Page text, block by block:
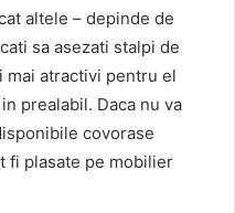
altele – depinde de
sa asezati stalpi de
atractivi pentru el
prealabil. Daca nu va
covorase
fi plasate pe mobilier